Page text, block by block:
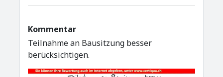
Kommentar
Teilnahme an Bausitzung besser
berücksichtigen.